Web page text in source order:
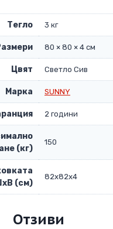
Тегло 3 кг
80 × 80 × 4 см
Цвят Светло Сив
Марка SUNNY
2 години
(кг)
150
(см)
82х82х4
Отзиви